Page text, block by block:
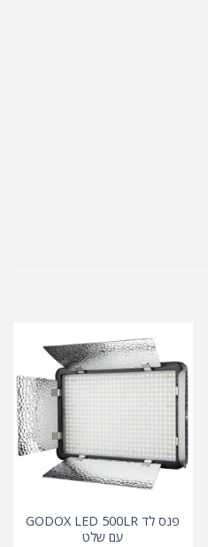
פנס לד GODOX LED 500LR
עם שלט